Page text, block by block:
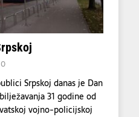
0
Srpskoj danas je Dan
31 godine od
vojno-policijskoj